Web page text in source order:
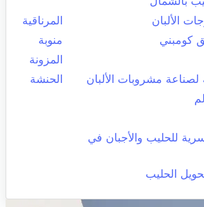
الألبان
المرناقية
كومبني
منوبة
المزونة
مشروبات الألبان
الحنشة
للحليب والأجبان في
الحليب